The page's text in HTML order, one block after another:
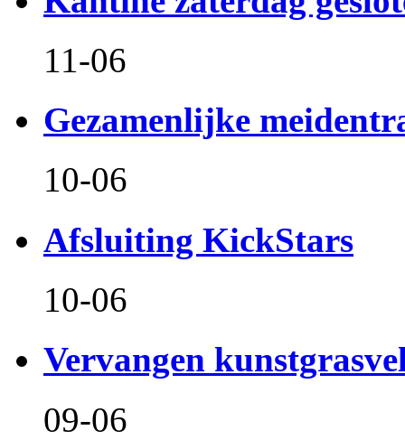
11-06
Gezamenlijke
10-06
Afsluiting KickStars
10-06
Vervangen
09-06